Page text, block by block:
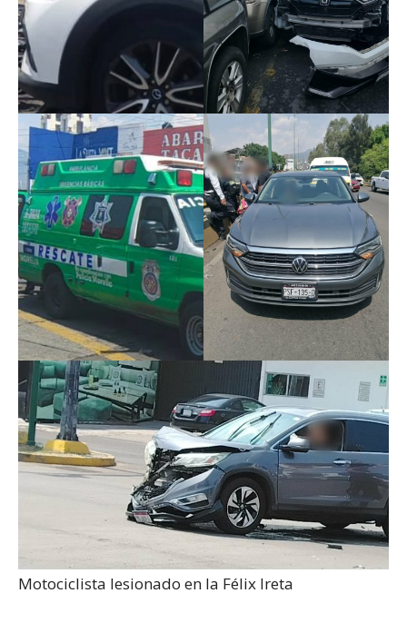
Motociclista lesionado en la Félix Ireta